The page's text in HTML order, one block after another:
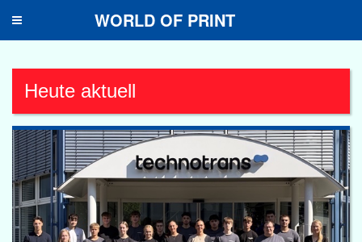
Toggle
WORLD OF PRINT
Heute aktuell